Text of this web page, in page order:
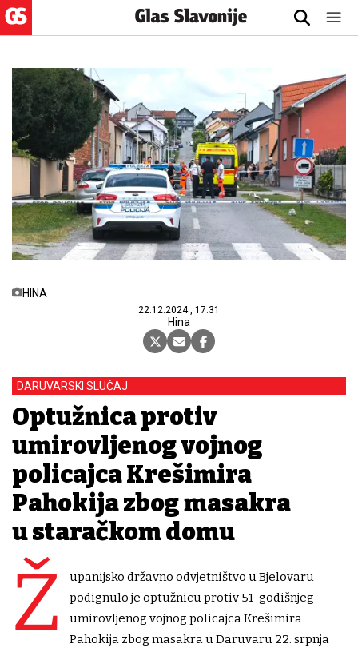
HINA
22.12.2024., 17:31
Hina
DARUVARSKI SLUČAJ
Optužnica protiv
umirovljenog vojnog
policajca Krešimira
Pahokija zbog masakra
u staračkom domu
Ž
upanijsko državno odvjetništvo u Bjelovaru
podignulo je optužnicu protiv 51-godišnjeg
umirovljenog vojnog policajca Krešimira
Pahokija zbog masakra u Daruvaru 22. srpnja